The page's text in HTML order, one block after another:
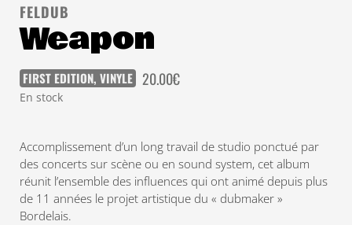
FELDUB
Weapon
FIRST EDITION, VINYLE 20.00€
En stock
Accomplissement d’un long travail de studio ponctué par
des concerts sur scène ou en sound system, cet album
réunit l’ensemble des influences qui ont animé depuis plus
de 11 années le projet artistique du « dubmaker »
Bordelais.